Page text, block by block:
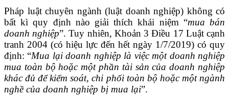
Pháp luật chuyên ngành (luật doanh nghiệp) không có
bất kì quy định nào giải thích khái niệm “mua bán
doanh nghiệp”. Tuy nhiên, Khoản 3 Điều 17 Luật cạnh
tranh 2004 (có hiệu lực đến hết ngày 1/7/2019) có quy
định: “Mua lại doanh nghiệp là việc một doanh nghiệp
mua toàn bộ hoặc một phần tài sản của doanh nghiệp
khác đủ để kiểm soát, chi phối toàn bộ hoặc một ngành
nghề của doanh nghiệp bị mua lại”.